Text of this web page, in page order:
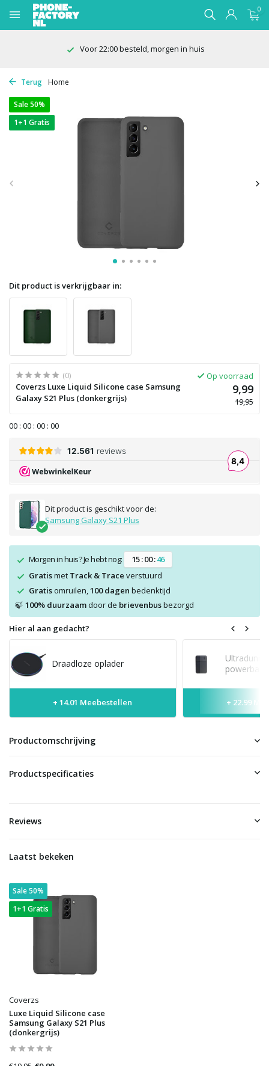
0
Voor 22:00 besteld, morgen in huis
Terug Home
Sale 50%
1+1 Gratis
Dit product is verkrijgbaar in:
(0)
Coverzs Luxe Liquid Silicone case Samsung
Galaxy S21 Plus (donkergrijs)
Op voorraad
9,99
19,95
00 : 00 : 00 : 00
Dit product is geschikt voor de:
Samsung Galaxy S21 Plus
Morgen in huis? Je hebt nog: 15:00:45
Gratismet Track & Trace verstuurd
Gratisomruilen, 100 dagen bedenktijd
🍃 100% duurzaamdoor de brievenbusbezorgd
Hier al aan gedacht?
Draadloze oplader
+ 14.01 Meebestellen + 22.99
Productomschrijving
Productspecificaties
Reviews
Laatst bekeken
Sale 50%
1+1 Gratis
Coverzs
Luxe Liquid Silicone case
Samsung Galaxy S21 Plus
(donkergrijs)